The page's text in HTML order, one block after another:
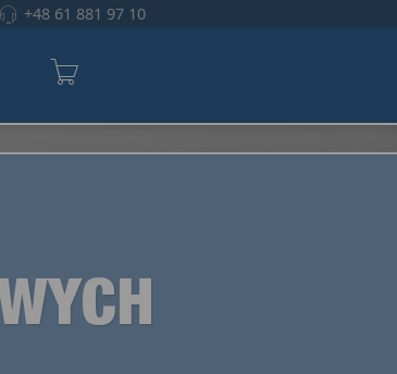
+48 61 881 97 10